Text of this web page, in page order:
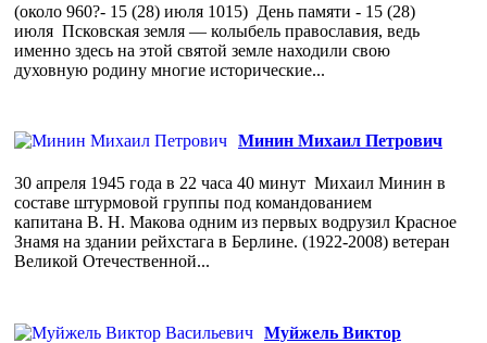
(около 960?- 15 (28) июля 1015) День памяти - 15 (28)
июля Псковская земля — колыбель православия, ведь
именно здесь на этой святой земле находили свою
духовную родину многие исторические...
Минин Михаил Петрович
30 апреля 1945 года в 22 часа 40 минут Михаил Минин в
составе штурмовой группы под командованием
капитана В. Н. Макова одним из первых водрузил Красное
Знамя на здании рейхстага в Берлине. (1922-2008) ветеран
Великой Отечественной...
Муйжель Виктор